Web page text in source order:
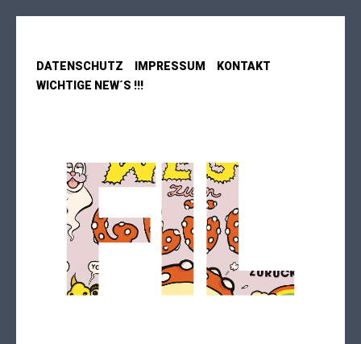
DATENSCHUTZ IMPRESSUM
KONTAKT
WICHTIGE NEW´S !!!